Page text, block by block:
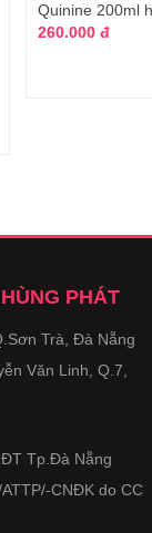
Quinine 200ml
Pháp
260.000 đ
PHÁT
Trà, Đà Nẵng
Văn Linh, Q.7,
Tp.Đà Nẵng
CNĐK do CC